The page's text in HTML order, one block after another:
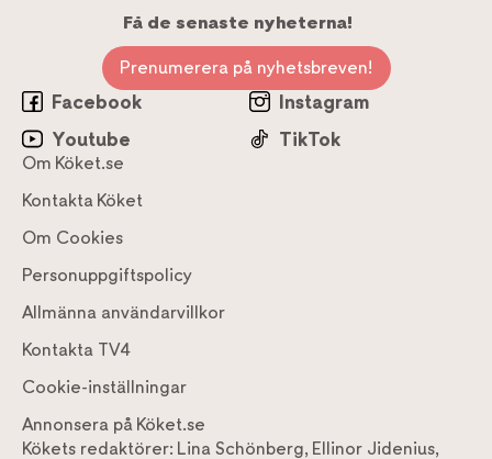
Få de senaste nyheterna!
Prenumerera på nyhetsbreven!
Facebook
Instagram
Youtube
TikTok
Om Köket.se
Kontakta Köket
Om Cookies
Personuppgiftspolicy
Allmänna användarvillkor
Kontakta TV4
Cookie-inställningar
Annonsera på Köket.se
Kökets redaktörer: Lina Schönberg, Ellinor Jidenius,